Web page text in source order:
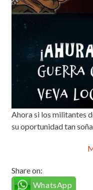
Ahora si los militantes
su oportunidad tan
Share on:
WhatsApp